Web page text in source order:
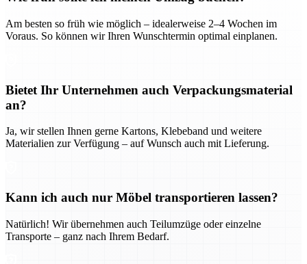
Am besten so früh wie möglich – idealerweise 2–4 Wochen im
Voraus. So können wir Ihren Wunschtermin optimal einplanen.
Bietet Ihr Unternehmen auch Verpackungsmaterial
an?
Ja, wir stellen Ihnen gerne Kartons, Klebeband und weitere
Materialien zur Verfügung – auf Wunsch auch mit Lieferung.
Kann ich auch nur Möbel transportieren lassen?
Natürlich! Wir übernehmen auch Teilumzüge oder einzelne
Transporte – ganz nach Ihrem Bedarf.